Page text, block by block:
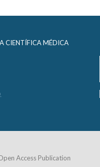
CIENTÍFICA MÉDICA
Access Publication